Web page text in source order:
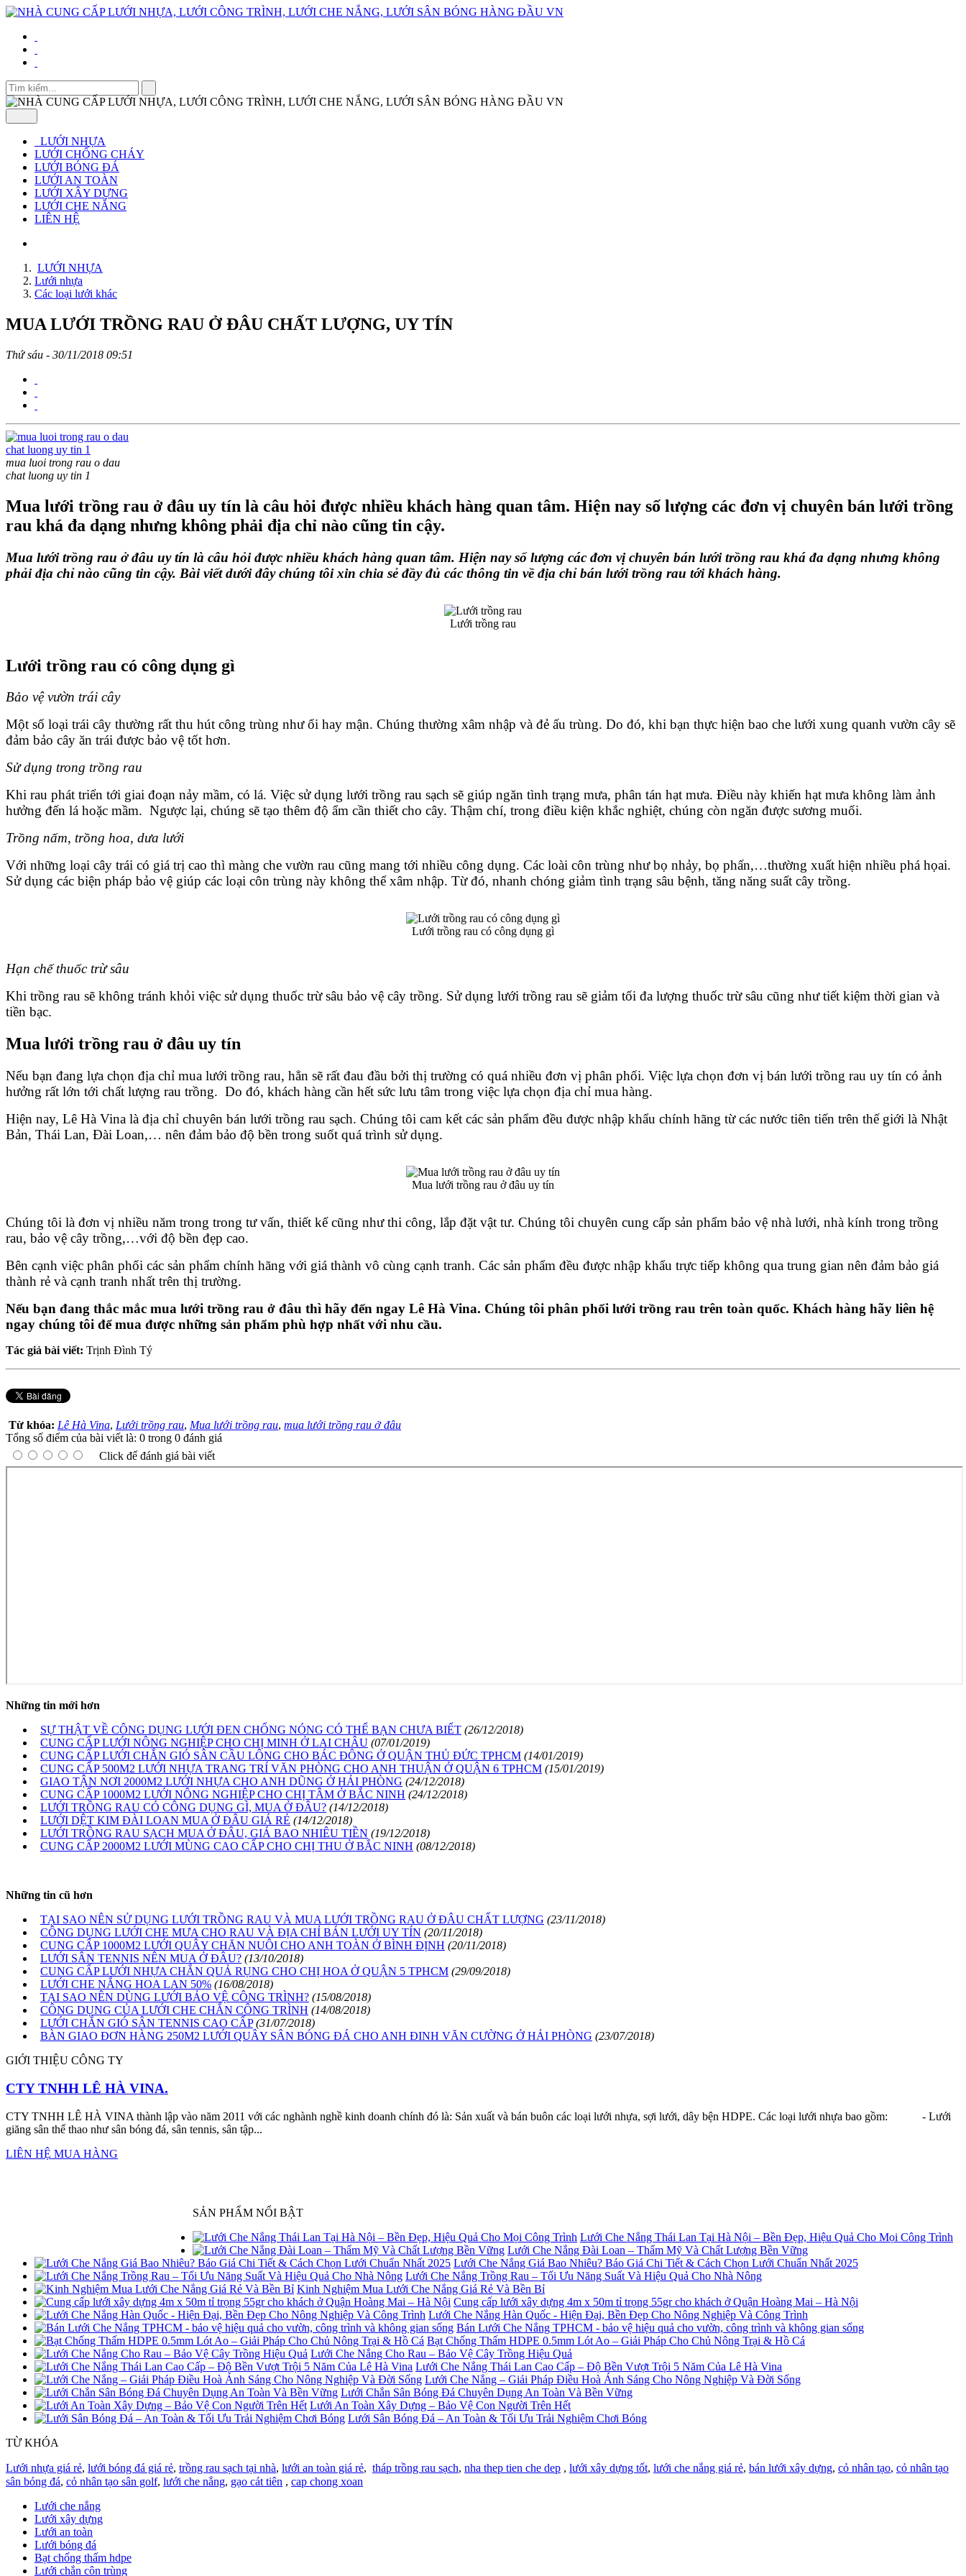
LƯỚI NHỰA
LƯỚI CHỐNG CHÁY
LƯỚI BÓNG ĐÁ
LƯỚI AN TOÀN
LƯỚI XÂY DỰNG
LƯỚI CHE NẮNG
LIÊN HỆ
LƯỚI NHỰA
Lưới nhựa
Các loại lưới khác
MUA LƯỚI TRỒNG RAU Ở ĐÂU CHẤT LƯỢNG, UY TÍN
Thứ sáu - 30/11/2018 09:51
mua luoi trong rau o dau
chat luong uy tin 1
Mua lưới trồng rau ở đâu uy tín là câu hỏi được nhiều khách hàng quan tâm. Hiện nay số lượng các đơn vị chuyên bán lưới trồng
rau khá đa dạng nhưng không phải địa chỉ nào cũng tin cậy.
Mua lưới trồng rau ở đâu uy tín là câu hỏi được nhiều khách hàng quan tâm. Hiện nay số lượng các đơn vị chuyên bán lưới trồng rau khá đa dạng nhưng không
phải địa chỉ nào cũng tin cậy. Bài viết dưới đây chúng tôi xin chia sẻ đầy đủ các thông tin vềđịa chỉ bán lưới trồng rau tới khách hàng.
Lưới trồng rau
Lưới trồng rau có công dụng gì
Bảo vệ vườn trái cây
Một số loại trái cây thường rất thu hút công trùng như ổi hay mận. Chúng thường xâm nhập và đẻ ấu trùng. Do đó, khi bạn thực hiện bao che lưới xung quanh vườn cây sẽ
đảm bảo cây ăn trái được bảo vệ tốt hơn.
Sử dụng trong trồng rau
Khi rau phát triển tới giai đoạn nảy mầm, có lá. Việc sử dụng lưới trồng rau sạch sẽ giúp ngăn tình trạng mưa, phân tán hạt mưa. Điều này khiến hạt mưa không làm ảnh
hưởng đến lá hoặc mầm. Ngược lại, chúng sẽ tạo thêm độ ẩm cần thiết cho cây. Thậm chí, trong điều kiện khắc nghiệt, chúng còn ngăn được sương muối.
Trồng nấm, trồng hoa, dưa lưới
Với những loại cây trái có giá trị cao thì màng che vườn rau cũng mang tới nhiều công dụng. Các loài côn trùng như bọ nhảy, bọ phấn,…thường xuất hiện nhiều phá họai.
Sử dụng các biện pháp bảo vệ giúp các loại côn trùng này không thể xâm nhập. Từ đó, nhanh chóng giảm tình trạng sâu bệnh, tăng năng suất cây trồng.
Lưới trồng rau có công dụng gì
Hạn chế thuốc trừ sâu
Khi trồng rau sẽ không tránh khỏi việc sử dụng thuốc trừ sâu bảo vệ cây trồng. Sử dụng lưới trồng rau sẽ giảm tối đa lượng thuốc trừ sâu cũng như tiết kiệm thời gian và
tiền bạc.
Mua lưới trồng rau ở đâu uy tín
Nếu bạn đang lựa chọn địa chỉ mua lưới trồng rau, hẳn sẽ rất đau đầu bởi thị trường có quá nhiều đơn vị phân phối. Việc lựa chọn đơn vị bán lưới trồng rau uy tín có ảnh
hưởng rất lớn tới chất lượng rau trồng. Do đó, khách hàng cần hết sức lưu tâm trong việc lựa chọn địa chỉ mua hàng.
Hiện nay, Lê Hà Vina là địa chỉ chuyên bán lưới trồng rau sạch. Chúng tôi cam kết các sản phẩm đều được nhập khẩu chính hãng từ các nước tiên tiến trên thế giới là Nhật
Bản, Thái Lan, Đài Loan,… nên đảm bảo độ bền trong suốt quá trình sử dụng.
Mua lưới trồng rau ở đâu uy tín
Chúng tôi là đơn vị nhiều năm trong trong tư vấn, thiết kế cũng như thi công, lắp đặt vật tư. Chúng tôi chuyên cung cấp sản phẩm bảo vệ nhà lưới, nhà kính trong trồng
rau, bảo vệ cây trồng,…với độ bền đẹp cao.
Bên cạnh việc phân phối các sản phẩm chính hãng với giá thành vô cùng cạnh tranh. Các sản phẩm đều được nhập khẩu trực tiếp không qua trung gian nên đảm bảo giá
thành rẻ và cạnh tranh nhất trên thị trường.
Nếu bạn đang thắc mắc mua lưới trồng rau ở đâu thì hãy đến ngay Lê Hà Vina. Chúng tôi phân phối lưới trồng rau trên toàn quốc. Khách hàng hãy liên hệ
ngay chúng tôi để mua được những sản phẩm phù hợp nhất với nhu cầu.
Tác giả bài viết: Trịnh Đình Tý
Từ khóa: Lê Hà Vina, Lưới trồng rau, Mua lưới trồng rau, mua lưới trồng rau ở đâu
Tổng số điểm của bài viết là: 0 trong 0 đánh giá
Click để đánh giá bài viết
Những tin mới hơn
SỰ THẬT VỀ CÔNG DỤNG LƯỚI ĐEN CHỐNG NÓNG CÓ THỂ BẠN CHƯA BIẾT (26/12/2018)
CUNG CẤP LƯỚI NÔNG NGHIỆP CHO CHỊ MINH Ở LAI CHÂU (07/01/2019)
CUNG CẤP LƯỚI CHẮN GIÓ SÂN CẦU LÔNG CHO BÁC ĐÔNG Ở QUẬN THỦ ĐỨC TPHCM (14/01/2019)
CUNG CẤP 500M2 LƯỚI NHỰA TRANG TRÍ VĂN PHÒNG CHO ANH THUẬN Ở QUẬN 6 TPHCM (15/01/2019)
GIAO TẬN NƠI 2000M2 LƯỚI NHỰA CHO ANH DŨNG Ở HẢI PHÒNG (24/12/2018)
CUNG CẤP 1000M2 LƯỚI NÔNG NGHIỆP CHO CHỊ TÂM Ở BẮC NINH (24/12/2018)
LƯỚI TRỒNG RAU CÓ CÔNG DỤNG GÌ, MUA Ở ĐÂU? (14/12/2018)
LƯỚI DỆT KIM ĐÀI LOAN MUA Ở ĐÂU GIÁ RẺ (14/12/2018)
LƯỚI TRỒNG RAU SẠCH MUA Ở ĐÂU, GIÁ BAO NHIÊU TIỀN (19/12/2018)
CUNG CẤP 2000M2 LƯỚI MÙNG CAO CẤP CHO CHỊ THU Ở BẮC NINH (08/12/2018)
Những tin cũ hơn
TẠI SAO NÊN SỬ DỤNG LƯỚI TRỒNG RAU VÀ MUA LƯỚI TRỒNG RAU Ở ĐÂU CHẤT LƯỢNG (23/11/2018)
CÔNG DỤNG LƯỚI CHE MƯA CHO RAU VÀ ĐỊA CHỈ BÁN LƯỚI UY TÍN (20/11/2018)
CUNG CẤP 1000M2 LƯỚI QUÂY CHĂN NUÔI CHO ANH TOÀN Ở BÌNH ĐỊNH (20/11/2018)
LƯỚI SÂN TENNIS NÊN MUA Ở ĐÂU? (13/10/2018)
CUNG CẤP LƯỚI NHỰA CHẮN QUẢ RỤNG CHO CHỊ HOA Ở QUẬN 5 TPHCM (29/09/2018)
LƯỚI CHE NẮNG HOA LAN 50% (16/08/2018)
TẠI SAO NÊN DÙNG LƯỚI BẢO VỆ CÔNG TRÌNH? (15/08/2018)
CÔNG DỤNG CỦA LƯỚI CHE CHẮN CÔNG TRÌNH (14/08/2018)
LƯỚI CHẮN GIÓ SÂN TENNIS CAO CẤP (31/07/2018)
BÀN GIAO ĐƠN HÀNG 250M2 LƯỚI QUÂY SÂN BÓNG ĐÁ CHO ANH ĐINH VĂN CƯỜNG Ở HẢI PHÒNG (23/07/2018)
GIỚI THIỆU CÔNG TY
CTY TNHH LÊ HÀ VINA.
CTY TNHH LÊ HÀ VINA thành lập vào năm 2011 với các nghành nghề kinh doanh chính đó là: Sản xuất và bán buôn các loại lưới nhựa, sợi lưới, dây bện HDPE. Các loại lưới nhựa bao gồm: - Lưới
giăng sân thể thao như sân bóng đá, sân tennis, sân tập...
LIÊN HỆ MUA HÀNG
SẢN PHẨM NỔI BẬT
Lưới Che Nắng Thái Lan Tại Hà Nội – Bền Đẹp, Hiệu Quả Cho Mọi Công Trình
Lưới Che Nắng Đài Loan – Thẩm Mỹ Và Chất Lượng Bền Vững
Lưới Che Nắng Giá Bao Nhiêu? Báo Giá Chi Tiết & Cách Chọn Lưới Chuẩn Nhất 2025
Lưới Che Nắng Trồng Rau – Tối Ưu Năng Suất Và Hiệu Quả Cho Nhà Nông
Kinh Nghiệm Mua Lưới Che Nắng Giá Rẻ Và Bền Bỉ
Cung cấp lưới xây dựng 4m x 50m tỉ trọng 55gr cho khách ở Quận Hoàng Mai – Hà Nội
Lưới Che Nắng Hàn Quốc - Hiện Đại, Bền Đẹp Cho Nông Nghiệp Và Công Trình
Bán Lưới Che Nắng TPHCM - bảo vệ hiệu quả cho vườn, công trình và không gian sống
Bạt Chống Thấm HDPE 0.5mm Lót Ao – Giải Pháp Cho Chủ Nông Trại & Hồ Cá
Lưới Che Nắng Cho Rau – Bảo Vệ Cây Trồng Hiệu Quả
Lưới Che Nắng Thái Lan Cao Cấp – Độ Bền Vượt Trội 5 Năm Của Lê Hà Vina
Lưới Che Nắng – Giải Pháp Điều Hoà Ánh Sáng Cho Nông Nghiệp Và Đời Sống
Lưới Chắn Sân Bóng Đá Chuyên Dụng An Toàn Và Bền Vững
Lưới An Toàn Xây Dựng – Bảo Vệ Con Người Trên Hết
Lưới Sân Bóng Đá – An Toàn & Tối Ưu Trải Nghiệm Chơi Bóng
TỪ KHÓA
Lưới nhựa giá rẻ, lưới bóng đá giá rẻ, trồng rau sạch tại nhà, lưới an toàn giá rẻ, tháp trồng rau sạch, nha thep tien che dep , lưới xây dựng tốt, lưới che nắng giá rẻ, bán lưới xây dựng, cỏ nhân tạo, cỏ nhân tạo
sân bóng đá, cỏ nhân tạo sân golf, lưới che nắng, gạo cát tiên , cap chong xoan
Lưới che nắng
Lưới xây dựng
Lưới an toàn
Lưới bóng đá
Bạt chống thấm hdpe
Lưới chắn côn trùng